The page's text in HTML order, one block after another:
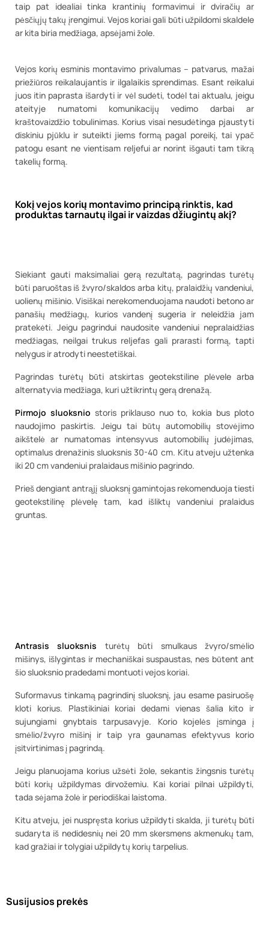
taip pat idealiai tinka krantinių formavimui ir dviračių ar
pėsčiųjų takų įrengimui. Vejos koriai gali būti užpildomi skaldele
ar kita biria medžiaga, apsėjami žole.
Vejos korių esminis montavimo privalumas – patvarus, mažai
priežiūros reikalaujantis ir ilgalaikis sprendimas. Esant reikalui
juos itin paprasta išardyti ir vėl sudėti, todėl tai aktualu, jeigu
ateityje numatomi komunikacijų vedimo darbai ar
kraštovaizdžio tobulinimas. Korius visai nesudėtinga pjaustyti
diskiniu pjūklu ir suteikti jiems formą pagal poreikį, tai ypač
patogu esant ne vientisam reljefui ar norint išgauti tam tikrą
takelių formą.
Kokį vejos korių montavimo principą rinktis, kad
produktas tarnautų ilgai ir vaizdas džiugintų akį?
Siekiant gauti maksimaliai gerą rezultatą, pagrindas turėtų
būti paruoštas iš žvyro/skaldos arba kitų, pralaidžių vandeniui,
uolienų mišinio. Visiškai nerekomenduojama naudoti betono ar
panašių medžiagų, kurios vandenį sugeria ir neleidžia jam
pratekėti. Jeigu pagrindui naudosite vandeniui nepralaidžias
medžiagas, neilgai trukus reljefas gali prarasti formą, tapti
nelygus ir atrodyti neestetiškai.
Pagrindas turėtų būti atskirtas geotekstiline plėvele arba
alternatyvia medžiaga, kuri užtikrintų gerą drenažą.
Pirmojo sluoksnio storis priklauso nuo to, kokia bus ploto
naudojimo paskirtis. Jeigu tai būtų automobilių stovėjimo
aikštelė ar numatomas intensyvus automobilių judėjimas,
optimalus drenažinis sluoksnis 30-40 cm. Kitu atveju užtenka
iki 20 cm vandeniui pralaidaus mišinio pagrindo.
Prieš dengiant antrąjį sluoksnį gamintojas rekomenduoja tiesti
geotekstilinę plėvelę tam, kad išliktų vandeniui pralaidus
gruntas.
Antrasis sluoksnis turėtų būti smulkaus žvyro/smėlio
mišinys, išlygintas ir mechaniškai suspaustas, nes būtent ant
šio sluoksnio pradedami montuoti vejos koriai.
Suformavus tinkamą pagrindinį sluoksnį, jau esame pasiruošę
kloti korius. Plastikiniai koriai dedami vienas šalia kito ir
sujungiami gnybtais tarpusavyje. Korio kojelės įsminga į
smėlio/žvyro mišinį ir taip yra gaunamas efektyvus korio
įsitvirtinimas į pagrindą.
Jeigu planuojama korius užsėti žole, sekantis žingsnis turėtų
būti korių užpildymas dirvožemiu. Kai koriai pilnai užpildyti,
tada sėjama žolė ir periodiškai laistoma.
Kitu atveju, jei nuspręsta korius užpildyti skalda, ji turėtų būti
sudaryta iš nedidesnių nei 20 mm skersmens akmenukų tam,
kad gražiai ir tolygiai užpildytų korių tarpelius.
Susijusios prekės